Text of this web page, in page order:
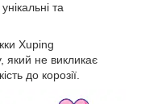
та
Xuping
який не викликає
до корозії.